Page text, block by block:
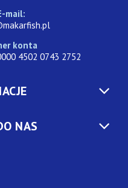
mail:
konta
4502 0743 2752
NAS